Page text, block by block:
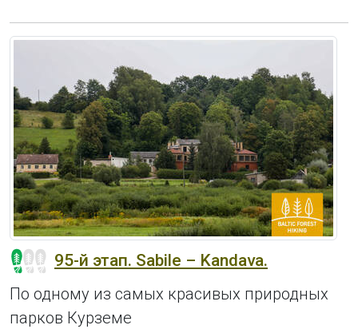
95-й этап. Sabile – Kandava.
По одному из самых красивых природных
парков Курземе